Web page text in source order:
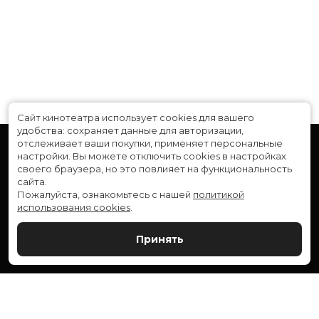
Расписание
Скоро в кино
Служба поддержки
Сайт кинотеатра использует cookies для вашего
удобства: сохраняет данные для авторизации,
отслеживает ваши покупки, применяет персональные
настройки. Вы можете отключить cookies в настройках
своего браузера, но это повлияет на функциональность
сайта.
Пожалуйста, ознакомьтесь с нашей политикой
использования cookies
Принять